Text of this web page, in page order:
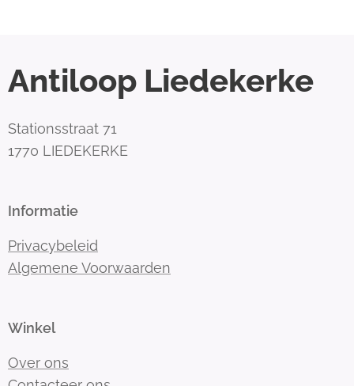
Antiloop Liedekerke
Stationsstraat 71
1770 LIEDEKERKE
Informatie
Privacybeleid
Algemene Voorwaarden
Winkel
Over ons